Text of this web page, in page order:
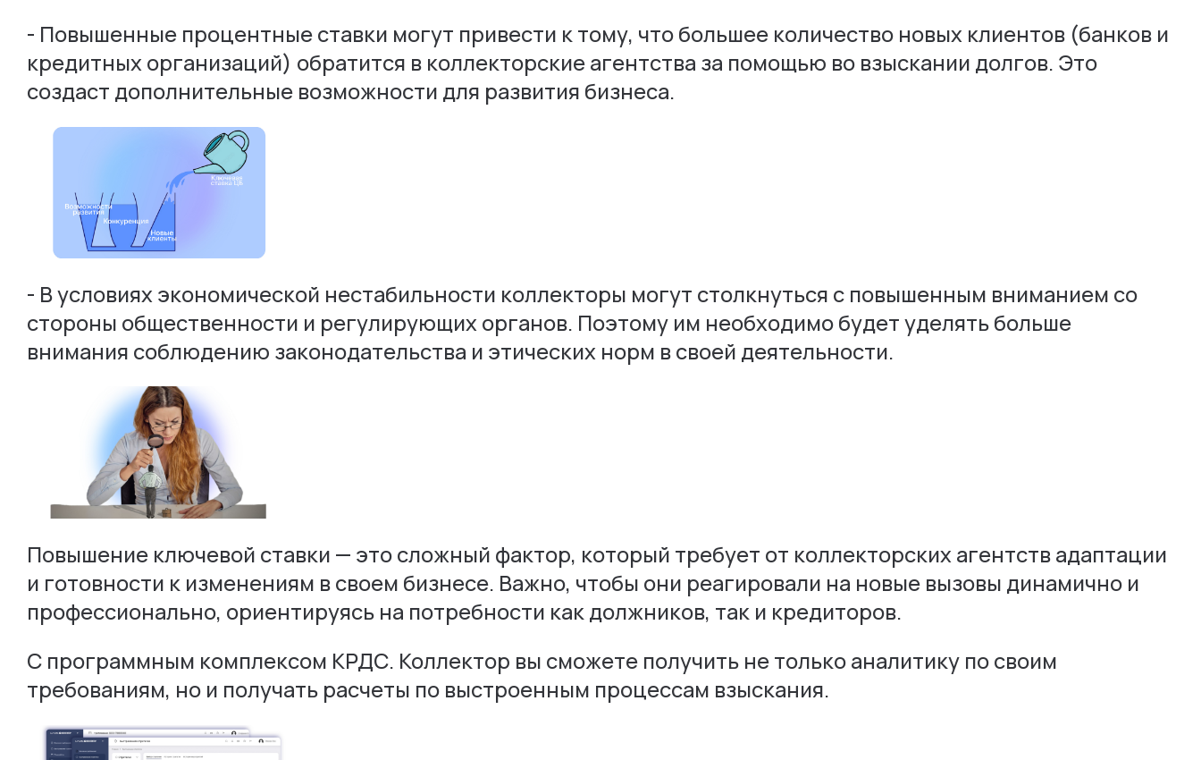
- Повышенные процентные ставки могут привести к тому, что большее количество новых клиентов (банков и
кредитных организаций) обратится в коллекторские агентства за помощью во взыскании долгов. Это
создаст дополнительные возможности для развития бизнеса.
- В условиях экономической нестабильности коллекторы могут столкнуться с повышенным вниманием со
стороны общественности и регулирующих органов. Поэтому им необходимо будет уделять больше
внимания соблюдению законодательства и этических норм в своей деятельности.
Повышение ключевой ставки — это сложный фактор, который требует от коллекторских агентств адаптации
и готовности к изменениям в своем бизнесе. Важно, чтобы они реагировали на новые вызовы динамично и
профессионально, ориентируясь на потребности как должников, так и кредиторов.
С программным комплексом КРДС. Коллектор вы сможете получить не только аналитику по своим
требованиям, но и получать расчеты по выстроенным процессам взыскания.